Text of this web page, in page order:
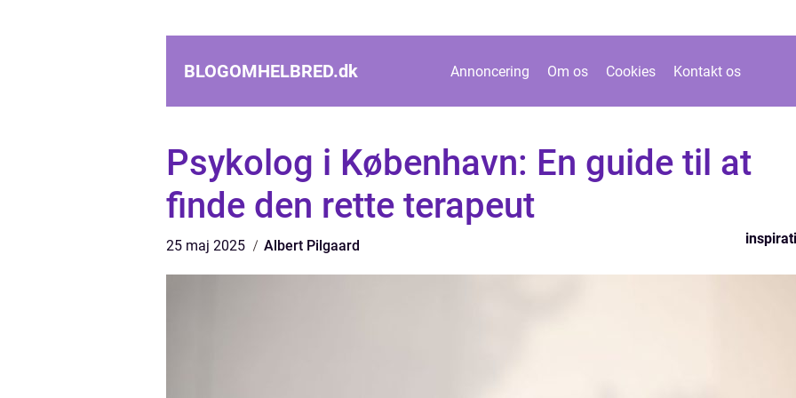
BLOGOMHELBRED.dk Annoncering Om os Cookies Kontakt os
Psykolog i København: En guide til at
finde den rette terapeut
25 maj 2025 Albert Pilgaard